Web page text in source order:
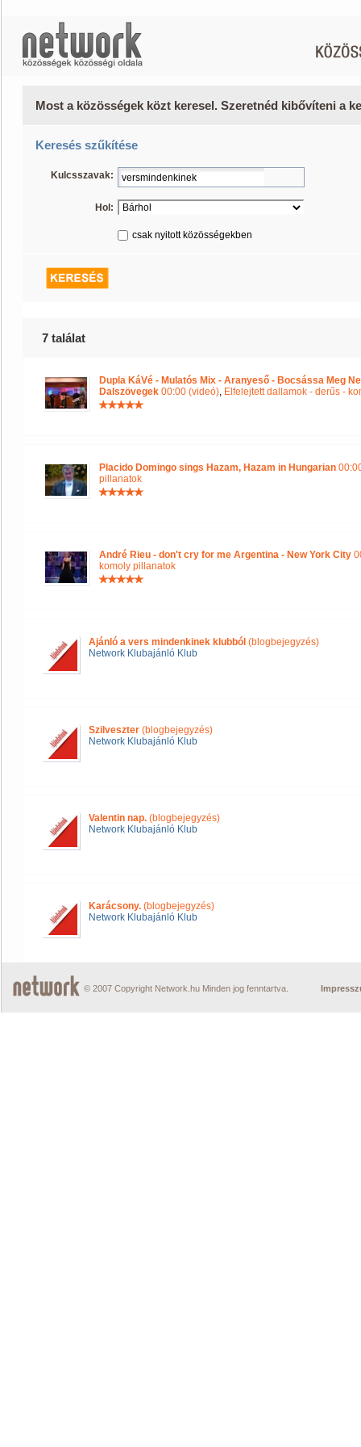
Most a közösségek közt keresel. Szeretnéd kibővíteni a
Keresés szűkítése
Kulcsszavak:
Hol:
csak nyitott közösségekben
7 találat
Dupla KáVé - Mulatós Mix - Aranyeső - Bocsássa Meg
Dalszövegek 00:00 (videó), Elfelejtett dallamok - derűs -
Placido Domingo sings Hazam, Hazam in Hungarian
pillanatok
André Rieu - don't cry for me Argentina - New York City
komoly pillanatok
Ajánló a vers mindenkinek klubból (blogbejegyzés)
Network Klubajánló Klub
Szilveszter (blogbejegyzés)
Network Klubajánló Klub
Valentin nap. (blogbejegyzés)
Network Klubajánló Klub
Karácsony. (blogbejegyzés)
Network Klubajánló Klub
© 2007 Copyright Network.hu Minden jog fenntartva.